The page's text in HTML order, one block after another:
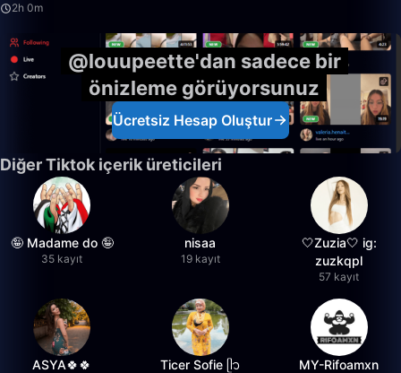
2h 0m
@louupeette'dan sadece bir
önizleme görüyorsunuz
Ücretsiz Hesap Oluştur
Diğer Tiktok içerik üreticileri
🤪 Madame do 🤪
35 kayıt
nisaa
19 kayıt
🤍Zuzia🤍 ig:
zuzkqpl
57 kayıt
ASYA🍀🍀 Ticer Sofie ᥫ᭡
MY-Rifoamxn